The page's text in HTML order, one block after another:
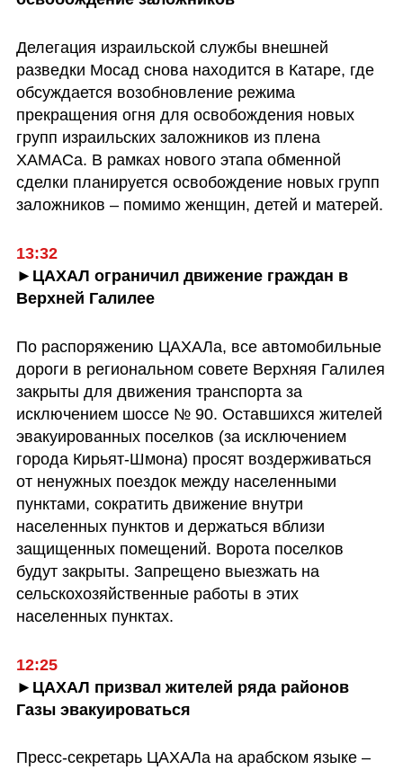
Делегация израильской службы внешней
разведки Мосад снова находится в Катаре, где
обсуждается возобновление режима
прекращения огня для освобождения новых
групп израильских заложников из плена
ХАМАСа. В рамках нового этапа обменной
сделки планируется освобождение новых групп
заложников – помимо женщин, детей и матерей.
13:32
►ЦАХАЛ ограничил движение граждан в
Верхней Галилее
По распоряжению ЦАХАЛа, все автомобильные
дороги в региональном совете Верхняя Галилея
закрыты для движения транспорта за
исключением шоссе № 90. Оставшихся жителей
эвакуированных поселков (за исключением
города Кирьят-Шмона) просят воздерживаться
от ненужных поездок между населенными
пунктами, сократить движение внутри
населенных пунктов и держаться вблизи
защищенных помещений. Ворота поселков
будут закрыты. Запрещено выезжать на
сельскохозяйственные работы в этих
населенных пунктах.
12:25
►ЦАХАЛ призвал жителей ряда районов
Газы эвакуироваться
Пресс-секретарь ЦАХАЛа на арабском языке –